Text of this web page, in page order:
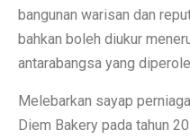
bangunan warisan dan
bahkan boleh diukur
antarabangsa yang
Melebarkan sayap
Diem Bakery pada tahun